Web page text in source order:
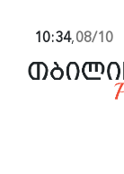
10:34,08/10